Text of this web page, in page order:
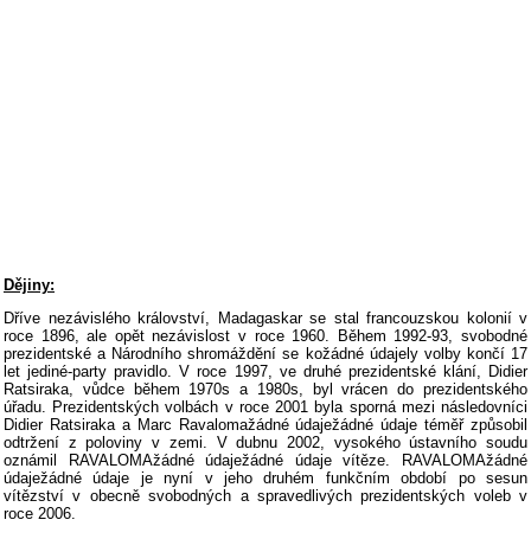
Dějiny:
Dříve nezávislého království, Madagaskar se stal francouzskou kolonií v
roce 1896, ale opět nezávislost v roce 1960. Během 1992-93, svobodné
prezidentské a Národního shromáždění se kožádné údajely volby končí 17
let jediné-party pravidlo. V roce 1997, ve druhé prezidentské klání, Didier
Ratsiraka, vůdce během 1970s a 1980s, byl vrácen do prezidentského
úřadu. Prezidentských volbách v roce 2001 byla sporná mezi následovníci
Didier Ratsiraka a Marc Ravalomažádné údaježádné údaje téměř způsobil
odtržení z poloviny v zemi. V dubnu 2002, vysokého ústavního soudu
oznámil RAVALOMAžádné údaježádné údaje vítěze. RAVALOMAžádné
údaježádné údaje je nyní v jeho druhém funkčním období po sesun
vítězství v obecně svobodných a spravedlivých prezidentských voleb v
roce 2006.